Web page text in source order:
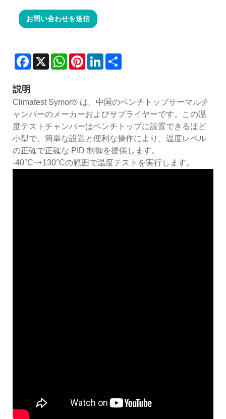
お問い合わせを送信
Facebook
X WhatsAppPinterestLinkedIn
説明
Climatest Symor® は、中国のベンチトップサーマルチ
ャンバーのメーカーおよびサプライヤーです。この温
度テストチャンバーはベンチトップに設置できるほど
小型で、簡単な設置と便利な操作により、温度レベル
の正確で正確な PID 制御を提供します。
-40°C~+130°Cの範囲で温度テストを実行します。